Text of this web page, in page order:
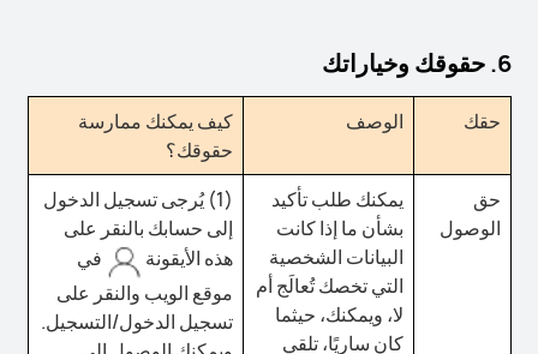
6. حقوقك وخياراتك
حقك الوصف
كيف يمكنك ممارسة
حقوقك؟
حق
الوصول
يمكنك طلب تأكيد
بشأن ما إذا كانت
البيانات الشخصية
التي تخصك تُعالَج أم
لا، ويمكنك، حيثما
كان ساريًا، تلقي
(1) يُرجى تسجيل الدخول
إلى حسابك بالنقر على
هذه الأيقونة
في
موقع الويب والنقر على
تسجيل الدخول/التسجيل.